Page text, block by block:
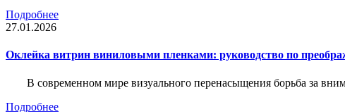
Подробнее
27.01.2026
Оклейка витрин виниловыми пленками: руководство по
В современном мире визуального перенасыщения борьба за
Подробнее